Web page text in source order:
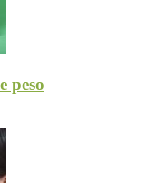
peso